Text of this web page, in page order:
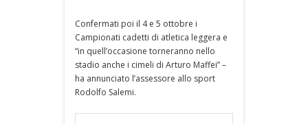
Confermati poi il 4 e 5 ottobre i
Campionati cadetti di atletica leggera e
“in quell’occasione torneranno nello
stadio anche i cimeli di Arturo Maffei” –
ha annunciato l’assessore allo sport
Rodolfo Salemi.